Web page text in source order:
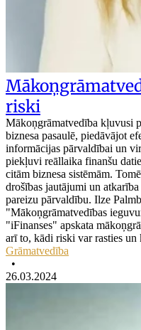
riski
Mākoņgrāmatvedība kļuvusi
biznesa pasaulē, piedāvājot
informācijas pārvaldībai un
piekļuvi reāllaika finanšu
citām biznesa sistēmām.
drošības jautājumi un
pareizu pārvaldību. Ilze
"Mākoņgrāmatvedības
"iFinanses" apskata
arī to, kādi riski var rasties un
Grāmatvedība
•
26.03.2024